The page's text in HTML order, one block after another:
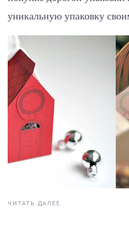
уникальную упаковку
ЧИТАТЬ ДАЛЕЕ